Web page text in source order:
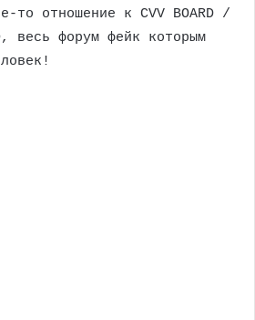
то отношение к CVV BOARD /
весь форум фейк которым